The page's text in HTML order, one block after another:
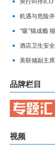
机遇与危险
次世界大战
“吸”猫成瘾
酒店卫生安
美联储副主
品牌栏目
视频